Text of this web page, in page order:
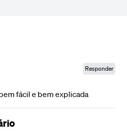
Responder
fácil e bem explicada